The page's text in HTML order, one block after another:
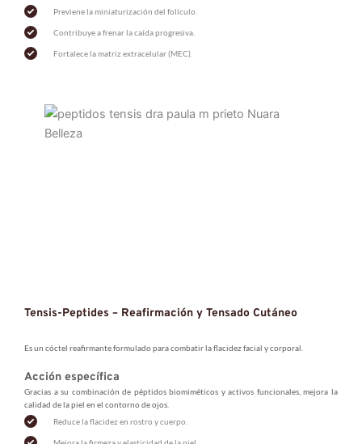
Previene la miniaturización del folículo.
Contribuye a frenar la caída progresiva.
Fortalece la matriz extracelular (MEC).
Tensis-Peptides – Reafirmación y Tensado Cutáneo
Es un cóctel reafirmante formulado para combatir la flacidez facial y corporal.
Acción específica
Gracias a su combinación de péptidos biomiméticos y activos funcionales, mejora la
calidad de la piel en el contorno de ojos.
Reduce la flacidez en rostro y cuerpo.